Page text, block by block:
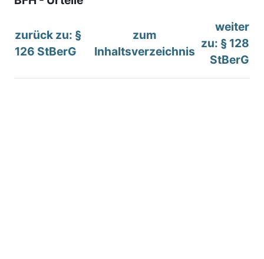
zurück zu: §
126 StBerG
zum
Inhaltsverzeichnis
weiter
zu: § 128
StBerG